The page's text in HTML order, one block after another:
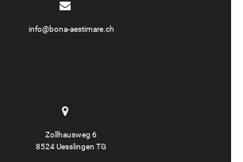
info@bona-aestimare.ch
Zollhausweg 6
8524 Uesslingen TG